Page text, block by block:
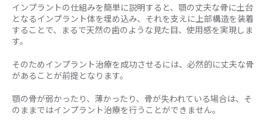
インプラントの仕組みを簡単に説明すると、顎の丈夫な骨に土台
となるインプラント体を埋め込み、それを支えに上部構造を装着
することで、まるで天然の歯のような見た目、使用感を実現しま
す。
そのためインプラント治療を成功させるには、必然的に丈夫な骨
があることが前提となります。
顎の骨が弱かったり、薄かったり、骨が失われている場合は、そ
のままではインプラント治療を行うことができません。